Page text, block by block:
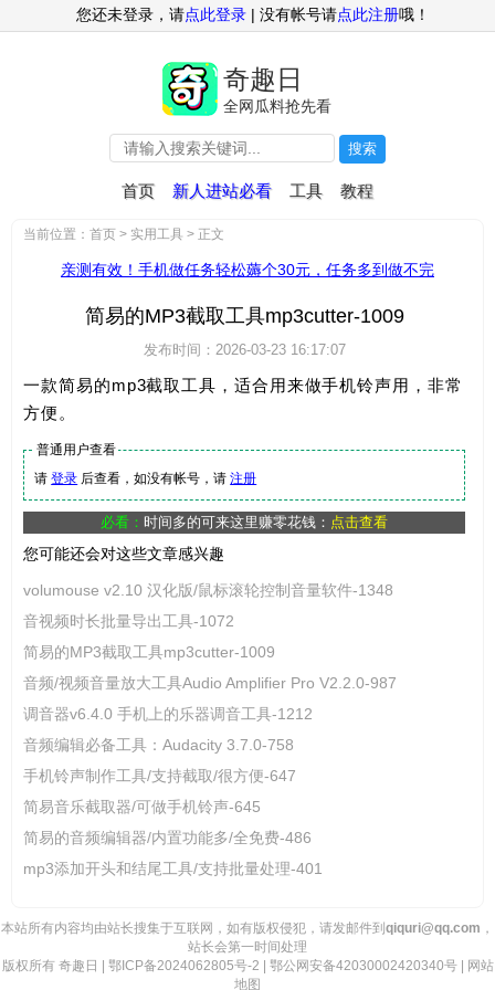
奇趣日
全网瓜料抢先看
搜索
首页 新人进站必看 工具 教程
您还未登录，请点此登录 | 没有帐号请点此注册哦！
当前位置：首页 > 实用工具 > 正文
亲测有效！手机做任务轻松薅个30元，任务多到做不完
简易的MP3截取工具mp3cutter-1009
发布时间：2026-03-23 16:17:07
一款简易的mp3截取工具，适合用来做手机铃声用，非常
方便。
普通用户查看
请登录 后查看，如没有帐号，请注册
必看：时间多的可来这里赚零花钱： 点击查看
您可能还会对这些文章感兴趣
volumouse v2.10 汉化版/鼠标滚轮控制音量软件-1348
音视频时长批量导出工具-1072
简易的MP3截取工具mp3cutter-1009
音频/视频音量放大工具Audio Amplifier Pro V2.2.0-987
调音器v6.4.0 手机上的乐器调音工具-1212
音频编辑必备工具：Audacity 3.7.0-758
手机铃声制作工具/支持截取/很方便-647
简易音乐截取器/可做手机铃声-645
简易的音频编辑器/内置功能多/全免费-486
mp3添加开头和结尾工具/支持批量处理-401
本站所有内容均由站长搜集于互联网，如有版权侵犯，请发邮件到qiquri@qq.com ，
站长会第一时间处理
版权所有 奇趣日 | 鄂ICP备2024062805号-2 | 鄂公网安备42030002420340号| 网站
地图